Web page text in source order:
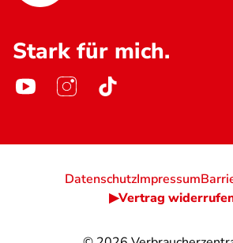
Stark für mich.
DatenschutzImpressum
▶Vertrag